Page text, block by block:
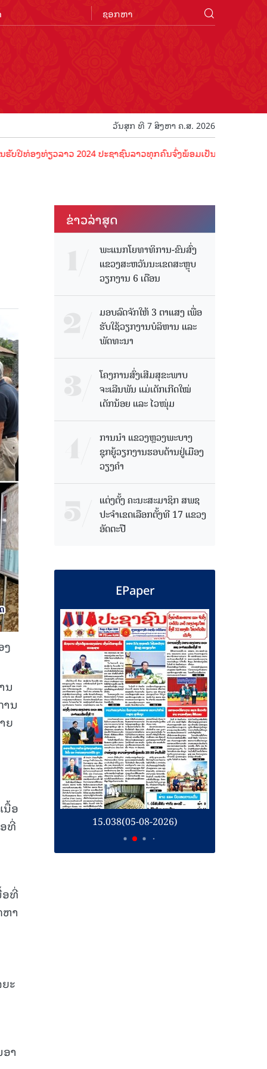
ວັນສຸກ ທີ 7 ສິງຫາ ຄ.ສ. 2026
ອງທ່ຽວລາວ 2024 ປະຊາຊົນລາວທຸກຄົນຈົ່ງພ້ອມເປັນເຈົ້າພາບທີ່ດີ ຕ້ອນ
ງ
ນ
ນ
ຍ
ນື້ອ
ທີ່
ອທີ່
າ
ະ
າ
ຂ່າວ​ລ່າ​ສຸດ
ພະແນກໂຍທາທິການ-ຂົນສົ່ງ
ແຂວງສະຫວັນນະເຂດສະຫຼຸບ
ວຽກງານ 6 ເດືອນ
ມອບລົດຈັກໃຫ້ 3 ຕາແສງ ເພື່ອ
ຮັບໃຊ້ວຽກງານບໍລິຫານ ແລະ
ພັດທະນາ
ໂຄງການສົ່ງເສີມສຸຂະພາບ
ຈະເລີນພັນ ແມ່ເດັກເກີດໃໝ່
ເດັກນ້ອຍ ແລະ ໄວໜຸ່ມ
ການນຳ ແຂວງຫຼວງພະບາງ
ຊຸກຍູ້ວຽກງານຮອບດ້ານຢູ່ເມືອງ
ວຽງຄໍາ
ແຕ່ງຕັ້ງ ຄະນະສະມາຊິກ ສພຊ
ປະຈຳເຂດເລືອກຕັ້ງທີ 17 ແຂວງ
ອັດຕະປື
EPaper
15.038(05-08-2026)